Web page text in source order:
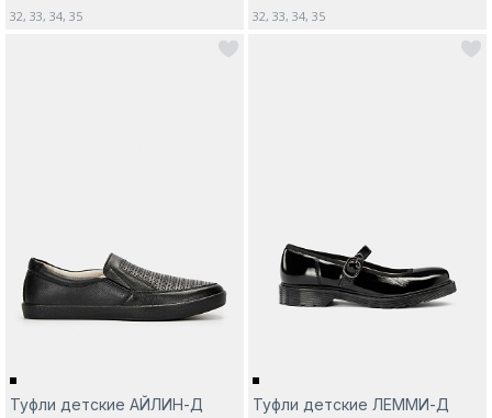
32, 33, 34, 35
32, 33, 34, 35
Туфли детские АЙЛИН-Д Туфли детские ЛЕММИ-Д